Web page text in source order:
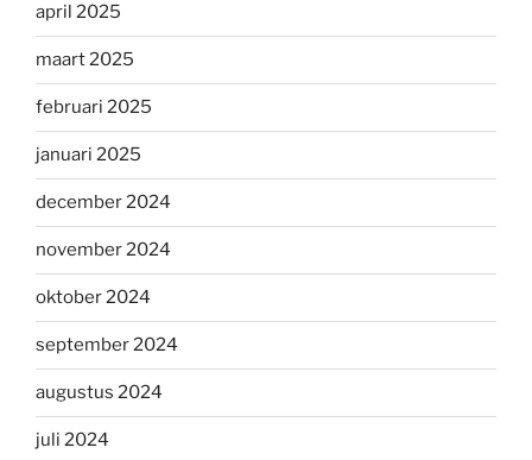
april 2025
maart 2025
februari 2025
januari 2025
december 2024
november 2024
oktober 2024
september 2024
augustus 2024
juli 2024